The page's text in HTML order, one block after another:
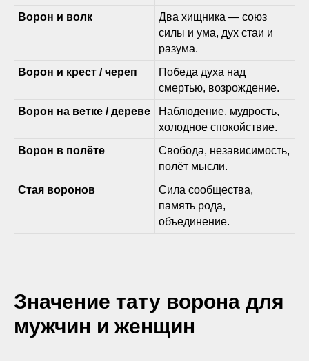
Ворон и волк
Два хищника — союз
силы и ума, дух стаи и
разума.
Ворон и крест / череп
Победа духа над
смертью, возрождение.
Ворон на ветке / дереве
Наблюдение, мудрость,
холодное спокойствие.
Ворон в полёте
Свобода, независимость,
полёт мысли.
Стая воронов
Сила сообщества,
память рода,
объединение.
Значение тату ворона для
мужчин и женщин